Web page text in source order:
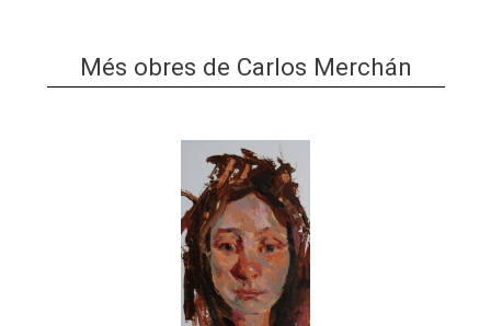
Més obres de Carlos Merchán